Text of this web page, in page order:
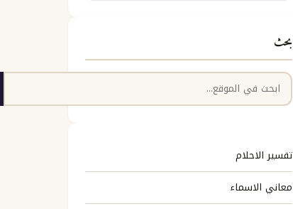
بحث
البحث
تفسير الاحلام
معاني الاسماء